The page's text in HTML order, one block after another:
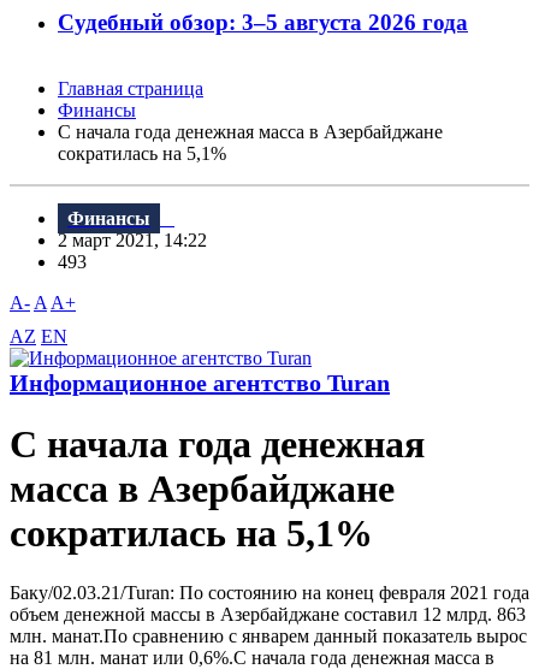
Судебный обзор: 3–5 августа 2026 года
Главная страница
Финансы
С начала года денежная масса в Азербайджане
сократилась на 5,1%
Финансы
2 март 2021, 14:22
493
A- A A+
AZ EN
Информационное агентство Turan
С начала года денежная
масса в Азербайджане
сократилась на 5,1%
Баку/02.03.21/Turan: По состоянию на конец февраля 2021 года
объем денежной массы в Азербайджане составил 12 млрд. 863
млн. манат.По сравнению с январем данный показатель вырос
на 81 млн. манат или 0,6%.С начала года денежная масса в